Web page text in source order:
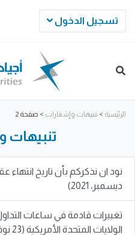
تسجيل الدخول
الرئيسية > تنبيهات وإشعارات > صفحة 2
تنبيهات
ديسمبر، 2021)
تغييرات قادمة في ساعات
الولايات المتحدة الأمريكية (23 نوفمبر، 2021)